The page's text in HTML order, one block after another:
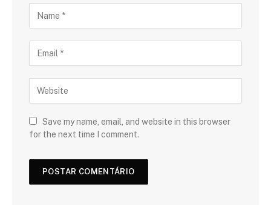
Save my name, email, and website in this browser
for the next time I comment.